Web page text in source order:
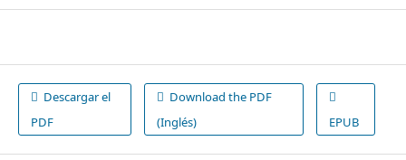
Descargar el
PDF
Download the PDF
(Inglés)
EPUB